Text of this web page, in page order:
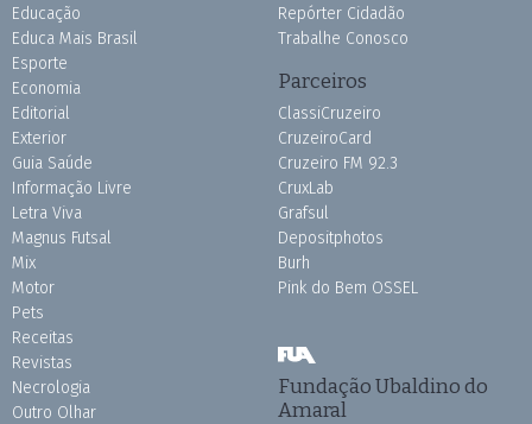
Educação
Educa Mais Brasil
Esporte
Economia
Editorial
Exterior
Guia Saúde
Informação Livre
Letra Viva
Magnus Futsal
Mix
Motor
Pets
Receitas
Revistas
Necrologia
Outro Olhar
Repórter Cidadão
Trabalhe Conosco
Parceiros
ClassiCruzeiro
CruzeiroCard
Cruzeiro FM 92.3
CruxLab
Grafsul
Depositphotos
Burh
Pink do Bem OSSEL
Fundação Ubaldino do
Amaral